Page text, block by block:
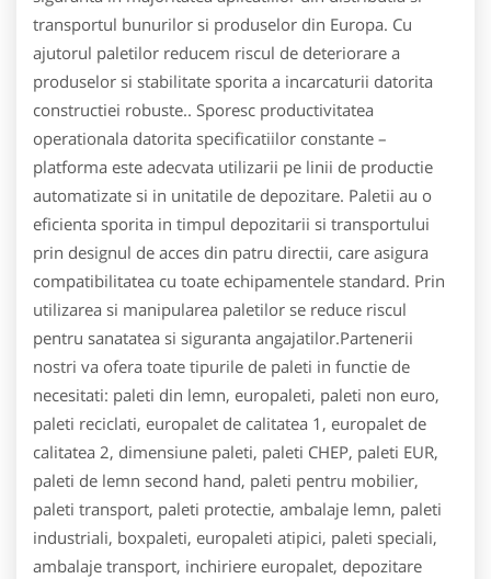
transportul bunurilor si produselor din Europa. Cu
ajutorul paletilor reducem riscul de deteriorare a
produselor si stabilitate sporita a incarcaturii datorita
constructiei robuste.. Sporesc productivitatea
operationala datorita specificatiilor constante –
platforma este adecvata utilizarii pe linii de productie
automatizate si in unitatile de depozitare. Paletii au o
eficienta sporita in timpul depozitarii si transportului
prin designul de acces din patru directii, care asigura
compatibilitatea cu toate echipamentele standard. Prin
utilizarea si manipularea paletilor se reduce riscul
pentru sanatatea si siguranta angajatilor.Partenerii
nostri va ofera toate tipurile de paleti in functie de
necesitati: paleti din lemn, europaleti, paleti non euro,
paleti reciclati, europalet de calitatea 1, europalet de
calitatea 2, dimensiune paleti, paleti CHEP, paleti EUR,
paleti de lemn second hand, paleti pentru mobilier,
paleti transport, paleti protectie, ambalaje lemn, paleti
industriali, boxpaleti, europaleti atipici, paleti speciali,
ambalaje transport, inchiriere europalet, depozitare